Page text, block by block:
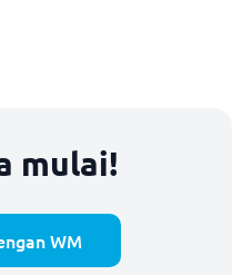
mulai!
WM